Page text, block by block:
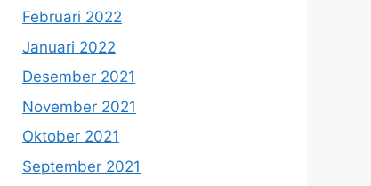
Februari 2022
Januari 2022
Desember 2021
November 2021
Oktober 2021
September 2021